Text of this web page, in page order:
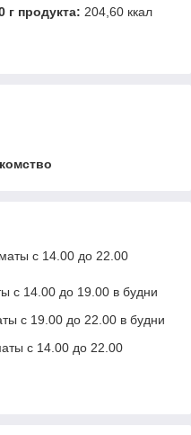
г продукта: 204,60 ккал
с 14.00 до 22.00
с 14.00 до 19.00 в будни
с 19.00 до 22.00 в будни
с 14.00 до 22.00